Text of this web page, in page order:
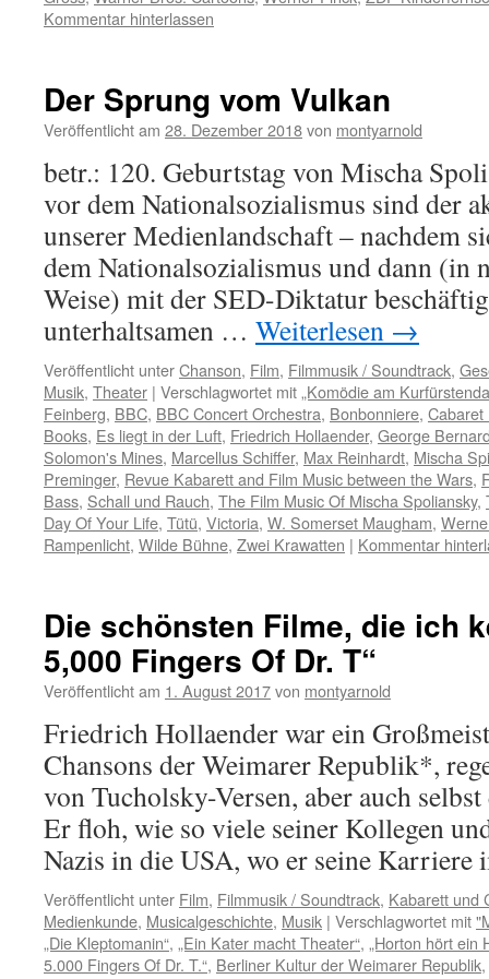
Kommentar hinterlassen
Der Sprung vom Vulkan
Veröffentlicht am 28. Dezember 2018von montyarnold
betr.: 120. Geburtstag von Mischa
vor dem Nationalsozialismus sind der
unserer Medienlandschaft – nachdem
dem Nationalsozialismus und dann (in
Weise) mit der SED-Diktatur
unterhaltsamen … Weiterlesen →
Veröffentlicht unterChanson, Film, Filmmusik / Soundtrack,
Musik, Theater | Verschlagwortet mit „Komödie am
Feinberg, BBC, BBC Concert Orchestra, Bonbonniere, Cabaret
Books, Es liegt in der Luft, Friedrich Hollaender, George
Solomon's Mines, Marcellus Schiffer, Max Reinhardt, Mischa
Preminger, Revue Kabarett and Film Music between the Wars,
Bass, Schall und Rauch, The Film Music Of Mischa Spoliansky,
Day Of Your Life, Tütü, Victoria, W. Somerset Maugham,
Rampenlicht, Wilde Bühne, Zwei Krawatten | Kommentar
Die schönsten Filme, die ich
5,000 Fingers Of Dr. T“
Veröffentlicht am 1. August 2017von montyarnold
Friedrich Hollaender war ein
Chansons der Weimarer Republik*,
von Tucholsky-Versen, aber auch
Er floh, wie so viele seiner Kollegen
Nazis in die USA, wo er seine
Veröffentlicht unter Film, Filmmusik / Soundtrack, Kabarett und
Medienkunde, Musicalgeschichte, Musik | Verschlagwortet mit
„Die Kleptomanin“, „Ein Kater macht Theater“, „Horton hört ein
5.000 Fingers Of Dr. T.“, Berliner Kultur der Weimarer Republik,